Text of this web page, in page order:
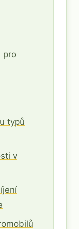
pro
typů
v